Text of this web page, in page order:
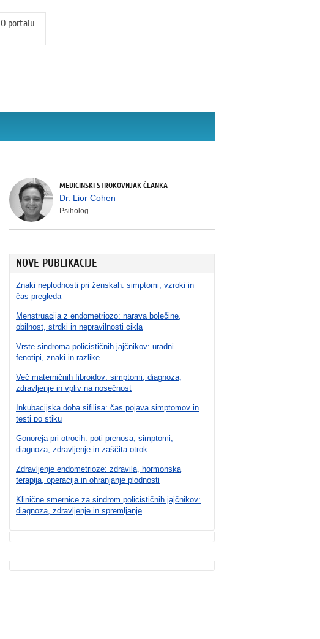
O portalu
MEDICINSKI STROKOVNJAK ČLANKA
Dr. Lior Cohen
Psiholog
NOVE PUBLIKACIJE
Znaki neplodnosti pri ženskah: simptomi, vzroki in
čas pregleda
Menstruacija z endometriozo: narava bolečine,
obilnost, strdki in nepravilnosti cikla
Vrste sindroma policističnih jajčnikov: uradni
fenotipi, znaki in razlike
Več materničnih fibroidov: simptomi, diagnoza,
zdravljenje in vpliv na nosečnost
Inkubacijska doba sifilisa: čas pojava simptomov in
testi po stiku
Gonoreja pri otrocih: poti prenosa, simptomi,
diagnoza, zdravljenje in zaščita otrok
Zdravljenje endometrioze: zdravila, hormonska
terapija, operacija in ohranjanje plodnosti
Klinične smernice za sindrom policističnih jajčnikov:
diagnoza, zdravljenje in spremljanje